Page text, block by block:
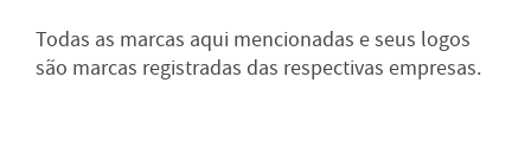
Todas as marcas aqui mencionadas e seus logos
são marcas registradas das respectivas empresas.